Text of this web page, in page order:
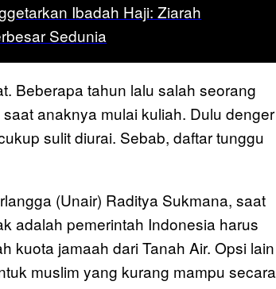
Ibadah Haji: Ziarah
Sedunia
Beberapa tahun lalu salah seorang
anaknya mulai kuliah. Dulu denger
sulit diurai. Sebab, daftar tunggu
(Unair) Raditya Sukmana, saat
adalah pemerintah Indonesia harus
kuota jamaah dari Tanah Air. Opsi lain
muslim yang kurang mampu secara